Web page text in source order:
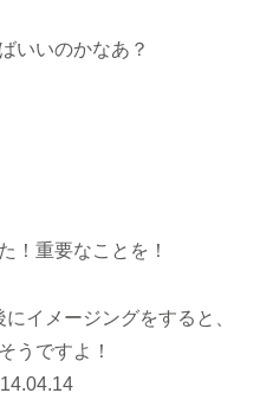
いいのかなあ？
！重要なことを！
にイメージングをすると、
うですよ！